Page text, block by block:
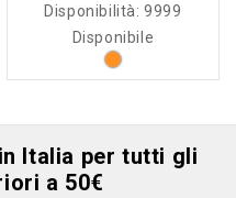
Disponibilità:9999
Disponibile
Italia per tutti gli
a 50€